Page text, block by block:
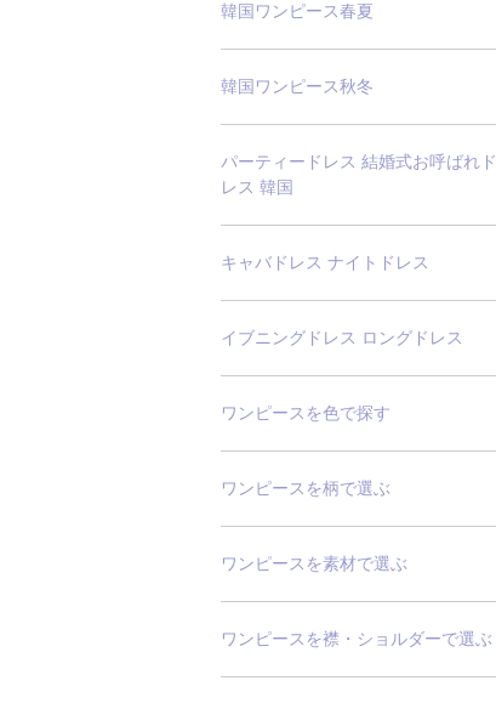
韓国ワンピース春夏
韓国ワンピース秋冬
パーティードレス 結婚式お呼ばれド
レス 韓国
キャバドレス ナイトドレス
イブニングドレス ロングドレス
ワンピースを色で探す
ワンピースを柄で選ぶ
ワンピースを素材で選ぶ
ワンピースを襟・ショルダーで選ぶ